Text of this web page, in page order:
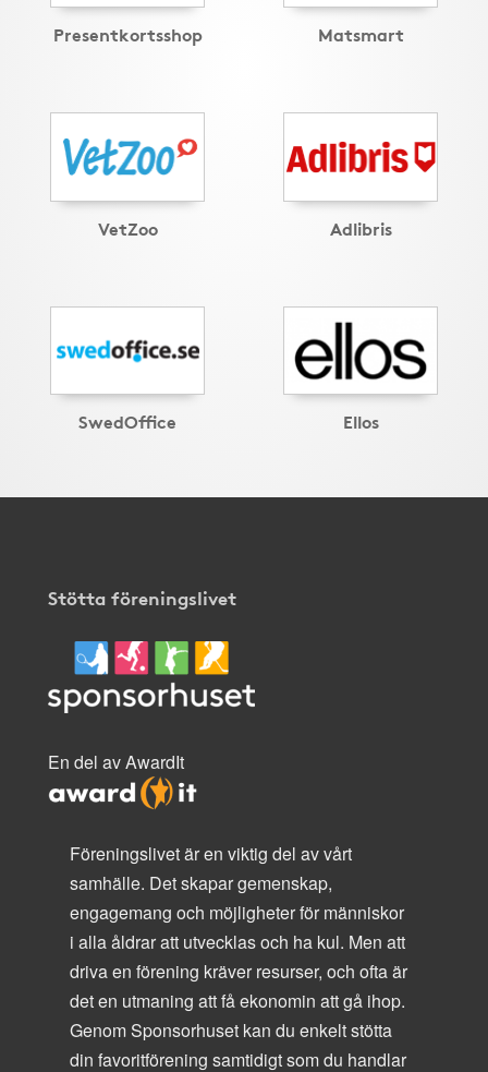
Presentkortsshop Matsmart
VetZoo Adlibris
SwedOffice Ellos
Stötta föreningslivet
En del av AwardIt
Föreningslivet är en viktig del av vårt
samhälle. Det skapar gemenskap,
engagemang och möjligheter för människor
i alla åldrar att utvecklas och ha kul. Men att
driva en förening kräver resurser, och ofta är
det en utmaning att få ekonomin att gå ihop.
Genom Sponsorhuset kan du enkelt stötta
din favoritförening samtidigt som du handlar